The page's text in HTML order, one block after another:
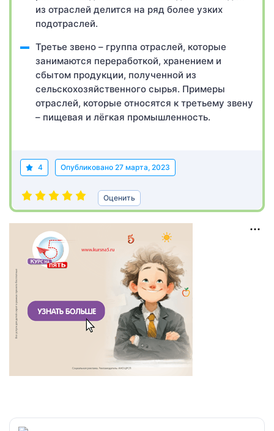
из отраслей делится на ряд более узких
подотраслей.
Третье звено – группа отраслей, которые
занимаются переработкой, хранением и
сбытом продукции, полученной из
сельскохозяйственного сырья. Примеры
отраслей, которые относятся к третьему звену
­– пищевая и лёгкая промышленность.
4 Опубликовано 27 марта, 2023
Оценить